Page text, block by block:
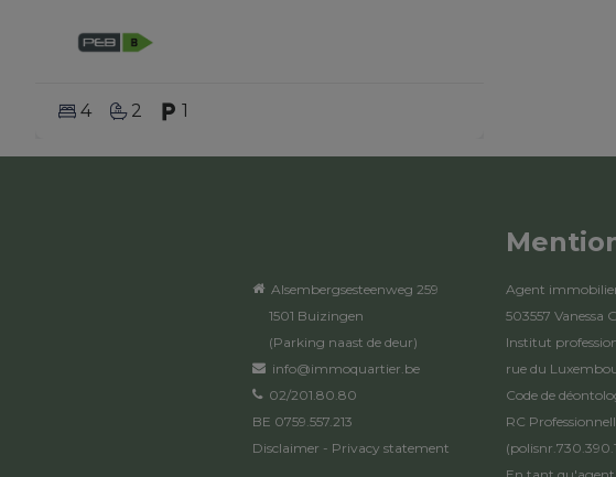
4 2 1
Alsembergsesteenweg 259
1501 Buizingen
(Parking naast de deur)
info@immoquartier.be
02/201.80.80
BE 0759.557.213
Disclaimer - Privacy statement
Agent
503557 Vanessa
Institut
rue du
Code de
RC